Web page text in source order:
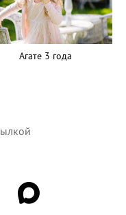
Агате 3 года